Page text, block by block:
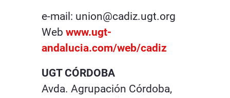
e-mail: union@cadiz.ugt.org
Web www.ugt-
andalucia.com/web/cadiz
UGT CÓRDOBA
Avda. Agrupación Córdoba,